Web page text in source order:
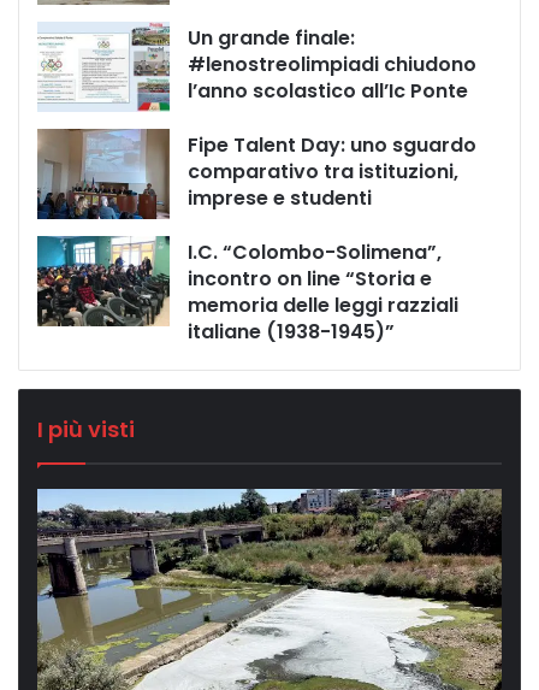
Un grande finale:
#lenostreolimpiadi chiudono
l’anno scolastico all’Ic Ponte
Fipe Talent Day: uno sguardo
comparativo tra istituzioni,
imprese e studenti
I.C. “Colombo-Solimena”,
incontro on line “Storia e
memoria delle leggi razziali
italiane (1938-1945)”
I più visti